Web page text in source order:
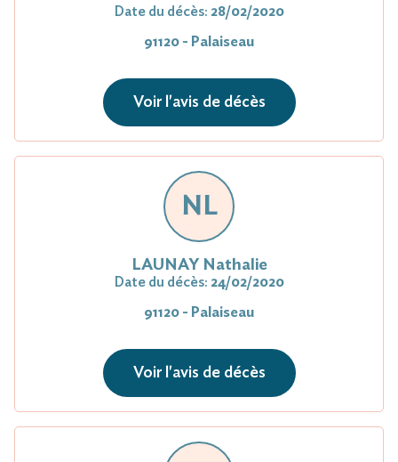
Date du décès: 28/02/2020
91120 - Palaiseau
Voir l'avis de décès
NL
LAUNAY Nathalie
Date du décès: 24/02/2020
91120 - Palaiseau
Voir l'avis de décès